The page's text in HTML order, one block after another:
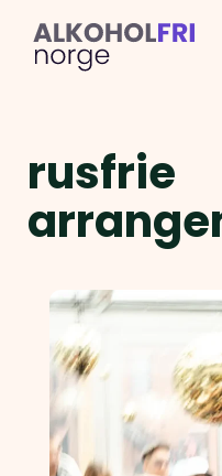
rusfrie